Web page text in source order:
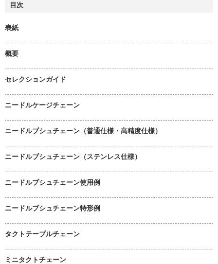
目次
表紙
概要
セレクションガイド
ニードルケージチェーン
ニードルブシュチェーン（普通仕様・高精度仕様）
ニードルブシュチェーン（ステンレス仕様）
ニードルブシュチェーン使用例
ニードルブシュチェーン特形例
タクトテーブルチェーン
ミニタクトチェーン